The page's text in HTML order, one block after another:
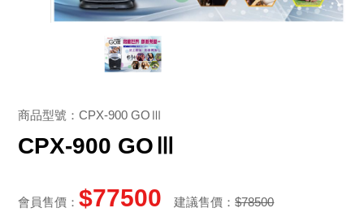
商品型號：CPX-900 GOⅢ
CPX-900 GOⅢ
會員售價：$77500 建議售價：$78500